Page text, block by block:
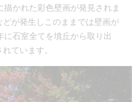
かれた彩色壁画が発見されま
が発生しこのままでは壁画が
石室全てを墳丘から取り出
ています。